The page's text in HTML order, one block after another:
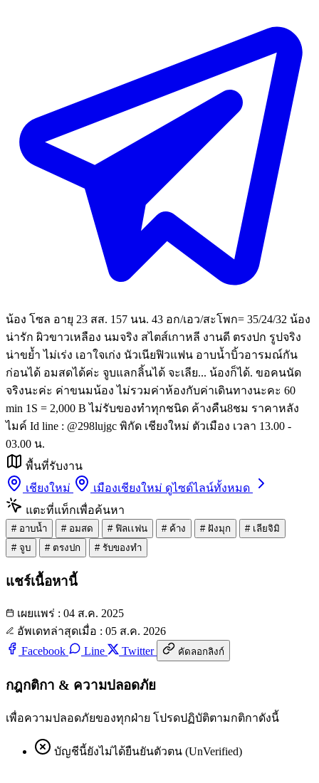
น้อง โซล อายุ 23 สส. 157 นน. 43 อก/เอว/สะโพก= 35/24/32 น้อง
น่ารัก ผิวขาวเหลือง นมจริง สไตส์เกาหลี งานดี ตรงปก รูปจริง
น่าขย้ำ ไม่เร่ง เอาใจเก่ง นัวเนียฟิวแฟน อาบน้ำบิ้วอารมณ์กัน
ก่อนได้ อมสดได้ค่ะ จูบแลกลิ้นได้ จะเลีย... น้องก็ได้. ขอคนนัด
จริงนะค่ะ ค่าขนมน้อง ไม่รวมค่าห้องกับค่าเดินทางนะคะ 60
min 1S = 2,000 B ไม่รับของทำทุกชนิด ค้างคืน8ชม ราคาหลัง
ไมค์ Id line : @298lujgc พิกัด เชียงใหม่ ตัวเมือง เวลา 13.00 -
03.00 น.
พื้นที่รับงาน
เชียงใหม่
เมืองเชียงใหม่ ดูไซด์ไลน์ทั้งหมด
แตะที่แท็กเพื่อค้นหา
# อาบน้ำ # อมสด # ฟิลเเฟน # ค้าง # ฝังมุก # เลียจิมิ
# จูบ # ตรงปก # รับของทำ
แชร์เนื้อหานี้
เผยแพร่ : 04 ส.ค. 2025
อัพเดทล่าสุดเมื่อ : 05 ส.ค. 2026
Facebook
Line Twitter คัดลอกลิงก์
กฎกติกา & ความปลอดภัย
เพื่อความปลอดภัยของทุกฝ่าย โปรดปฏิบัติตามกติกาดังนี้
บัญชีนี้ยังไม่ได้ยืนยันตัวตน (UnVerified)